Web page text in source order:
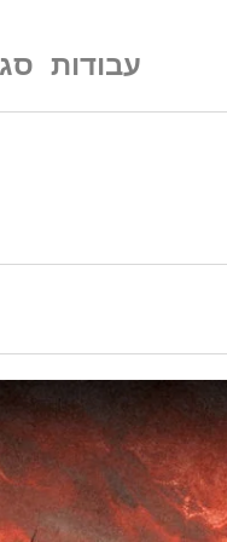
עבודות